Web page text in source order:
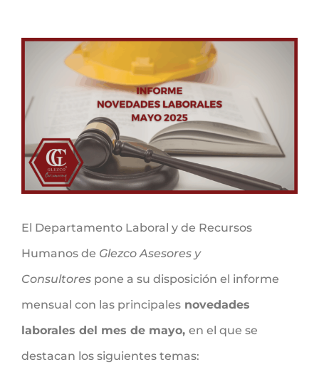
más
El Departamento Laboral y de Recursos
Humanos de Glezco Asesores y
Consultores pone a su disposición el informe
mensual con las principales novedades
laborales del mes de mayo, en el que se
destacan los siguientes temas: